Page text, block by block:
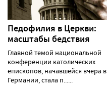
Педофилия в Церкви:
масштабы бедствия
Главной темой национальной
конференции католических
епископов, начавшейся вчера в
Германии, стала п......